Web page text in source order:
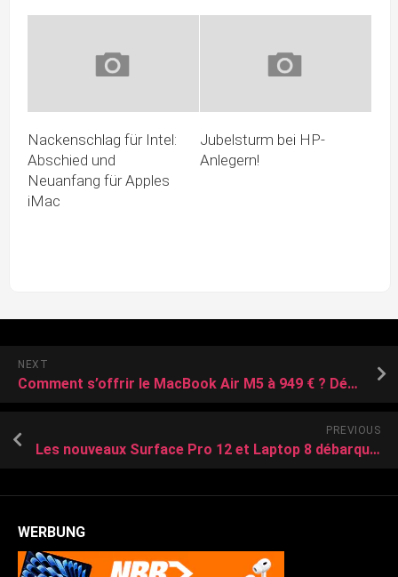
Nackenschlag für Intel:
Abschied und
Neuanfang für Apples
iMac
Jubelsturm bei HP-
Anlegern!
NEXT
Comment s’offrir le MacBook Air M5 à 949 € ? Découvrez l’astuce cachée de Boulanger
PREVIOUS
Les nouveaux Surface Pro 12 et Laptop 8 débarquent, mais réservés aux pros pour le moment
WERBUNG